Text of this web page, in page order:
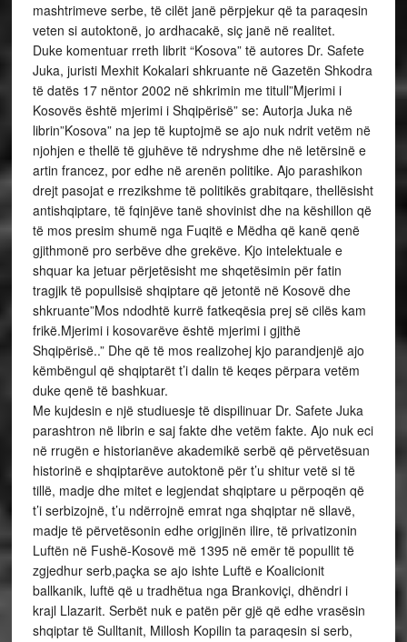
mashtrimeve serbe, të cilët janë përpjekur që ta paraqesin
veten si autoktonë, jo ardhacakë, siç janë në realitet.
Duke komentuar rreth librit “Kosova” të autores Dr. Safete
Juka, juristi Mexhit Kokalari shkruante në Gazetën Shkodra
të datës 17 nëntor 2002 në shkrimin me titull”Mjerimi i
Kosovës është mjerimi i Shqipërisë” se: Autorja Juka në
librin”Kosova” na jep të kuptojmë se ajo nuk ndrit vetëm në
njohjen e thellë të gjuhëve të ndryshme dhe në letërsinë e
artin francez, por edhe në arenën politike. Ajo parashikon
drejt pasojat e rrezikshme të politikës grabitqare, thellësisht
antishqiptare, të fqinjëve tanë shovinist dhe na këshillon që
të mos presim shumë nga Fuqitë e Mëdha që kanë qenë
gjithmonë pro serbëve dhe grekëve. Kjo intelektuale e
shquar ka jetuar përjetësisht me shqetësimin për fatin
tragjik të popullsisë shqiptare që jetontë në Kosovë dhe
shkruante”Mos ndodhtë kurrë fatkeqësia prej së cilës kam
frikë.Mjerimi i kosovarëve është mjerimi i gjithë
Shqipërisë..” Dhe që të mos realizohej kjo parandjenjë ajo
këmbëngul që shqiptarët t’i dalin të keqes përpara vetëm
duke qenë të bashkuar.
Me kujdesin e një studiuesje të dispilinuar Dr. Safete Juka
parashtron në librin e saj fakte dhe vetëm fakte. Ajo nuk eci
në rrugën e historianëve akademikë serbë që përvetësuan
historinë e shqiptarëve autoktonë për t’u shitur vetë si të
tillë, madje dhe mitet e legjendat shqiptare u përpoqën që
t’i serbizojnë, t’u ndërrojnë emrat nga shqiptar në sllavë,
madje të përvetësonin edhe origjinën ilire, të privatizonin
Luftën në Fushë-Kosovë më 1395 në emër të popullit të
zgjedhur serb,paçka se ajo ishte Luftë e Koalicionit
ballkanik, luftë që u tradhëtua nga Brankoviçi, dhëndri i
krajl Llazarit. Serbët nuk e patën për gjë që edhe vrasësin
shqiptar të Sulltanit, Millosh Kopilin ta paraqesin si serb,